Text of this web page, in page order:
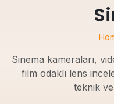
Sinema kameraları,
film odaklı lens
teknik ve